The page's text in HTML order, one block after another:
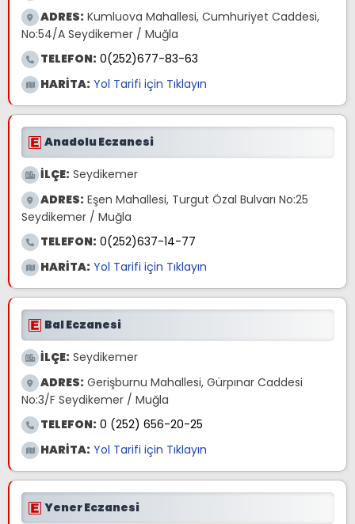
ADRES: Kumluova Mahallesi, Cumhuriyet Caddesi,
No:54/A Seydikemer / Muğla
TELEFON: 0(252)677-83-63
HARİTA: Yol Tarifi için Tıklayın
Anadolu Eczanesi
İLÇE: Seydikemer
ADRES: Eşen Mahallesi, Turgut Özal Bulvarı No:25
Seydikemer / Muğla
TELEFON: 0(252)637-14-77
HARİTA: Yol Tarifi için Tıklayın
Bal Eczanesi
İLÇE: Seydikemer
ADRES: Gerişburnu Mahallesi, Gürpınar Caddesi
No:3/F Seydikemer / Muğla
TELEFON: 0 (252) 656-20-25
HARİTA: Yol Tarifi için Tıklayın
Yener Eczanesi